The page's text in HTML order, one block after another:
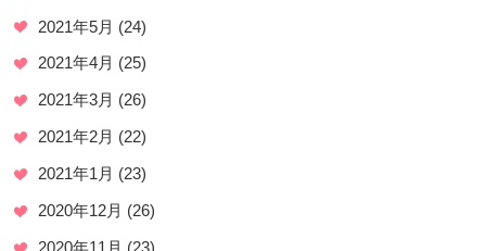
2021年5月 (24)
2021年4月 (25)
2021年3月 (26)
2021年2月 (22)
2021年1月 (23)
2020年12月 (26)
2020年11月 (23)